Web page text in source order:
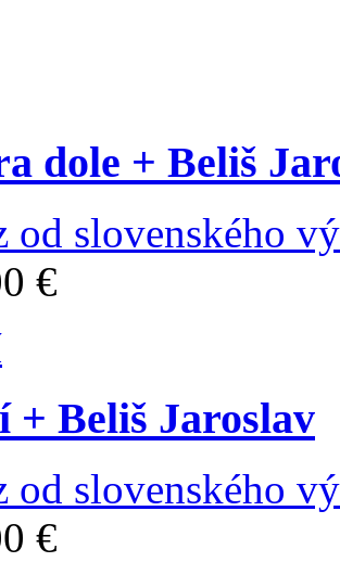
dole + Beliš
od slovenského
€
+ Beliš Jaroslav
od slovenského
€